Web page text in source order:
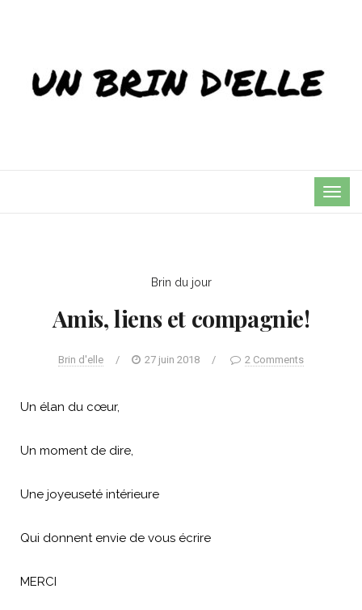
Brin du jour
Amis, liens et compagnie!
Brin d'elle / 27 juin 2018 / 2 Comments
Un élan du cœur,
Un moment de dire,
Une joyeuseté intérieure
Qui donnent envie de vous écrire
MERCI